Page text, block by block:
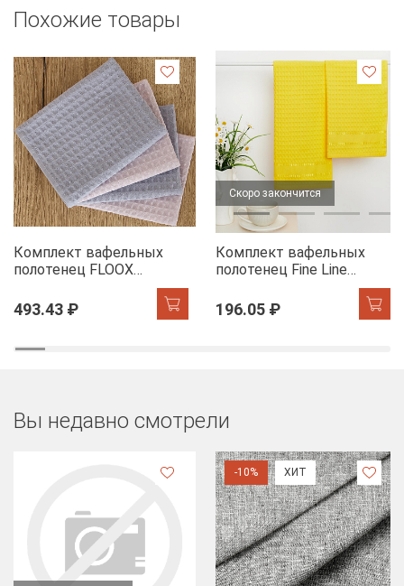
Похожие товары
Комплект вафельных
полотенец FLOOX
голубой/сирень
493.43 ₽
Скоро закончится
Комплект вафельных
полотенец Fine Line
хангере
196.05 ₽
Вы недавно смотрели
-10% ХИТ